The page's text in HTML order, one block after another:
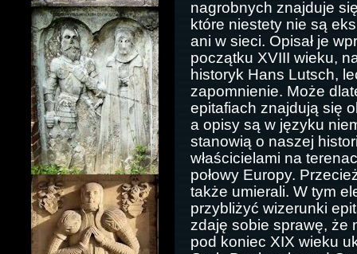
nagrobnych znajduje
które niestety nie są
ani w sieci. Opisał je
początku XVIII wieku,
historyk Hans Lutsch,
zapomnienie. Może
epitafiach znajdują się
a opisy są w języku
stanowią o naszej
właścicielami na
połowy Europy.
także umierali. W tym
przybliżyć wizerunki
zdaję sobie sprawę, że
pod koniec XIX wieku